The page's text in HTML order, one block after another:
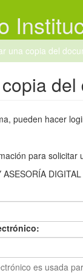
una copia del
del
pueden hacer
para
es usada